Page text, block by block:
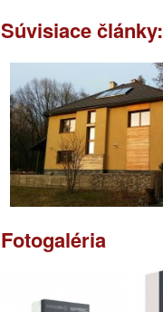
Súvisiace články:
Fotogaléria